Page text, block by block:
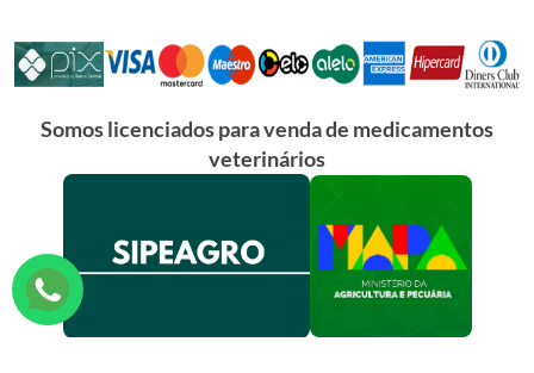
Somos licenciados para venda de medicamentos
veterinários